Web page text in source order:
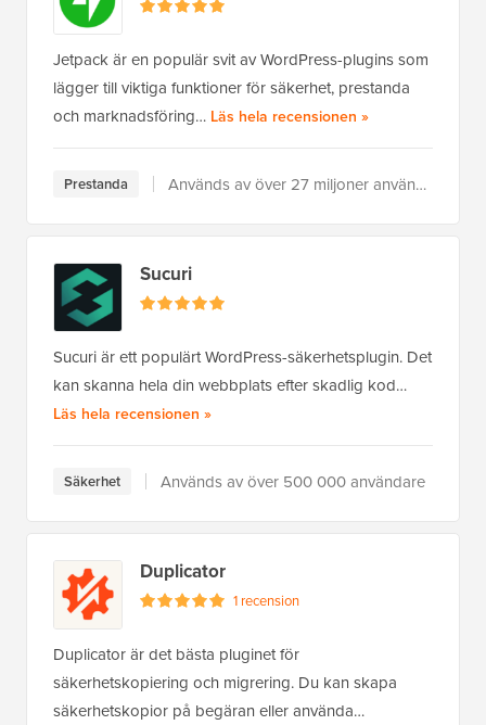
Jetpack är en populär svit av WordPress-plugins som
lägger till viktiga funktioner för säkerhet, prestanda
och marknadsföring… Läs hela recensionen av Jetpack
»
Prestanda Används av över 27 miljoner användare
Sucuri
Sucuri är ett populärt WordPress-säkerhetsplugin. Det
kan skanna hela din webbplats efter skadlig kod…
Läs hela recensionen av Sucuri
»
Säkerhet Används av över 500 000 användare
Duplicator
1 recension
Duplicator är det bästa pluginet för
säkerhetskopiering och migrering. Du kan skapa
säkerhetskopior på begäran eller använda…